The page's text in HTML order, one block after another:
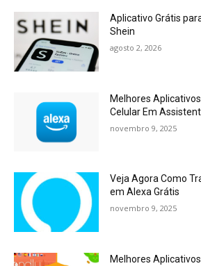
Aplicativo Grátis
Shein
agosto 2, 2026
Melhores
Celular Em
novembro 9, 2025
Veja Agora Como
em Alexa Grátis
novembro 9, 2025
Melhores